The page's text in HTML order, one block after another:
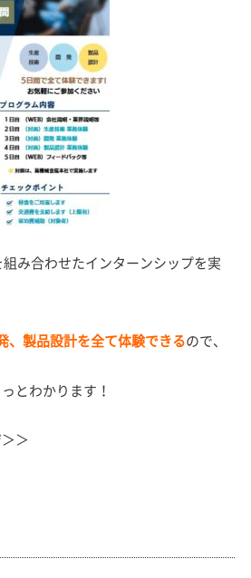
み合わせたインターンシップを実
、製品設計を全て体験できるので、
とわかります！
＞